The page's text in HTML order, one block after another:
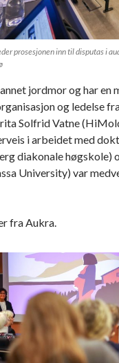
prosesjonen inn til disputas i
jordmor og har en
og ledelse
Solfrid Vatne
i arbeidet med
diakonale høgskole)
University) var
fra Aukra.